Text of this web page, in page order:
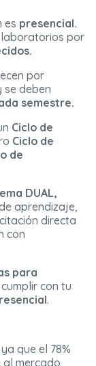
es presencial.
laboratorios por
por
se deben
semestre.
Ciclo de
Ciclo de
de
DUAL,
aprendizaje,
directa
con
para
con tu
.
que el 78%
mercado